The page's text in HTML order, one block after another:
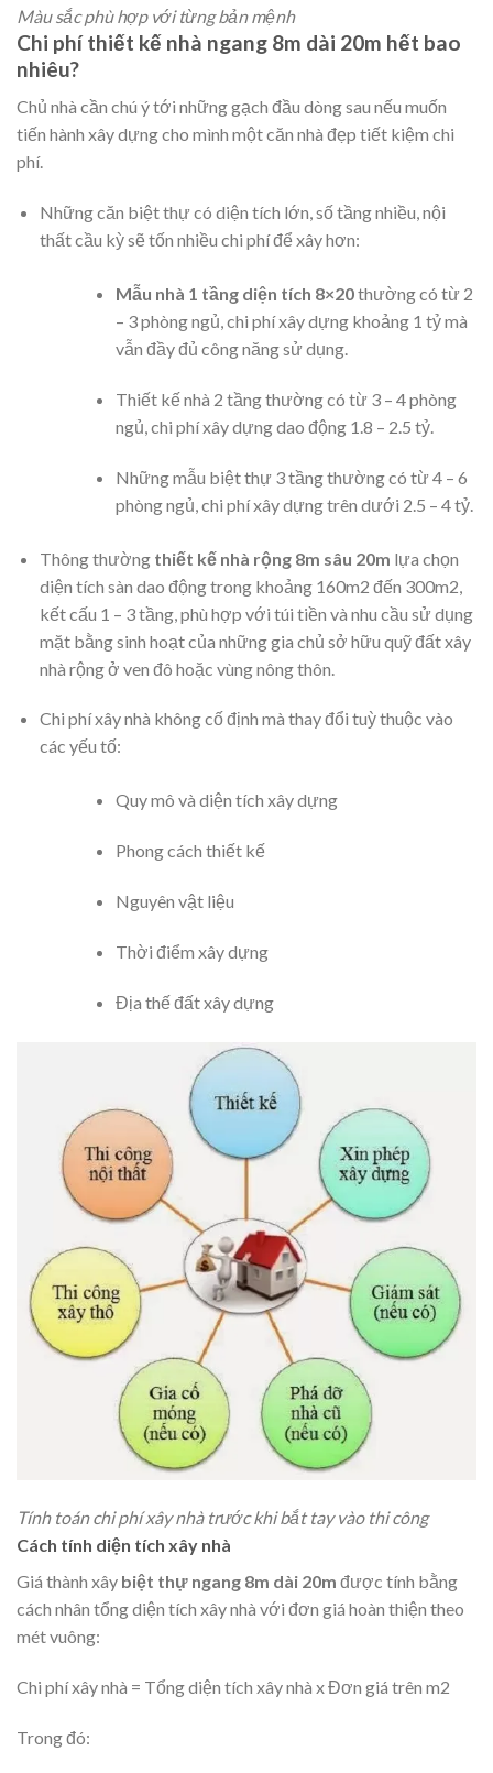
Màu sắc phù hợp với từng bản mệnh
Chi phí thiết kế nhà ngang 8m dài 20m hết bao
nhiêu?
Chủ nhà cần chú ý tới những gạch đầu dòng sau nếu muốn
tiến hành xây dựng cho mình một căn nhà đẹp tiết kiệm chi
phí.
Những căn biệt thự có diện tích lớn, số tầng nhiều, nội
thất cầu kỳ sẽ tốn nhiều chi phí để xây hơn:
Mẫu nhà 1 tầng diện tích 8×20thường có từ 2
– 3 phòng ngủ, chi phí xây dựng khoảng 1 tỷ mà
vẫn đầy đủ công năng sử dụng.
Thiết kế nhà 2 tầng thường có từ 3 – 4 phòng
ngủ, chi phí xây dựng dao động 1.8 – 2.5 tỷ.
Những mẫu biệt thự 3 tầng thường có từ 4 – 6
phòng ngủ, chi phí xây dựng trên dưới 2.5 – 4 tỷ.
Thông thường thiết kế nhà rộng 8m sâu 20m lựa chọn
diện tích sàn dao động trong khoảng 160m2 đến 300m2,
kết cấu 1 – 3 tầng, phù hợp với túi tiền và nhu cầu sử dụng
mặt bằng sinh hoạt của những gia chủ sở hữu quỹ đất xây
nhà rộng ở ven đô hoặc vùng nông thôn.
Chi phí xây nhà không cố định mà thay đổi tuỳ thuộc vào
các yếu tố:
Quy mô và diện tích xây dựng
Phong cách thiết kế
Nguyên vật liệu
Thời điểm xây dựng
Địa thế đất xây dựng
Tính toán chi phí xây nhà trước khi bắt tay vào thi công
Cách tính diện tích xây nhà
Giá thành xây biệt thự ngang 8m dài 20m được tính bằng
cách nhân tổng diện tích xây nhà với đơn giá hoàn thiện theo
mét vuông:
Chi phí xây nhà = Tổng diện tích xây nhà x Đơn giá trên m2
Trong đó: